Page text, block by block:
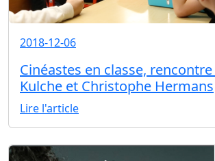
2018-12-06
Cinéastes en classe,
Kulche et Christophe Hermans
Lire l'article